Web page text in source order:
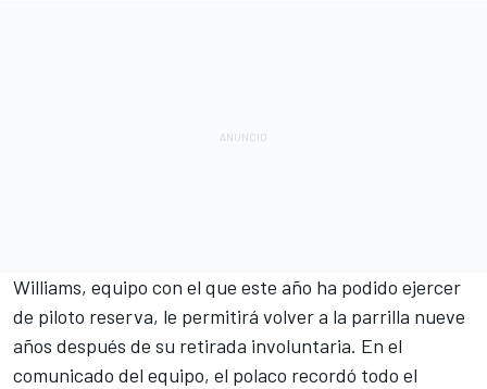
Williams, equipo con el que este año ha podido ejercer
de piloto reserva, le permitirá volver a la parrilla nueve
años después de su retirada involuntaria. En el
comunicado del equipo, el polaco recordó todo el